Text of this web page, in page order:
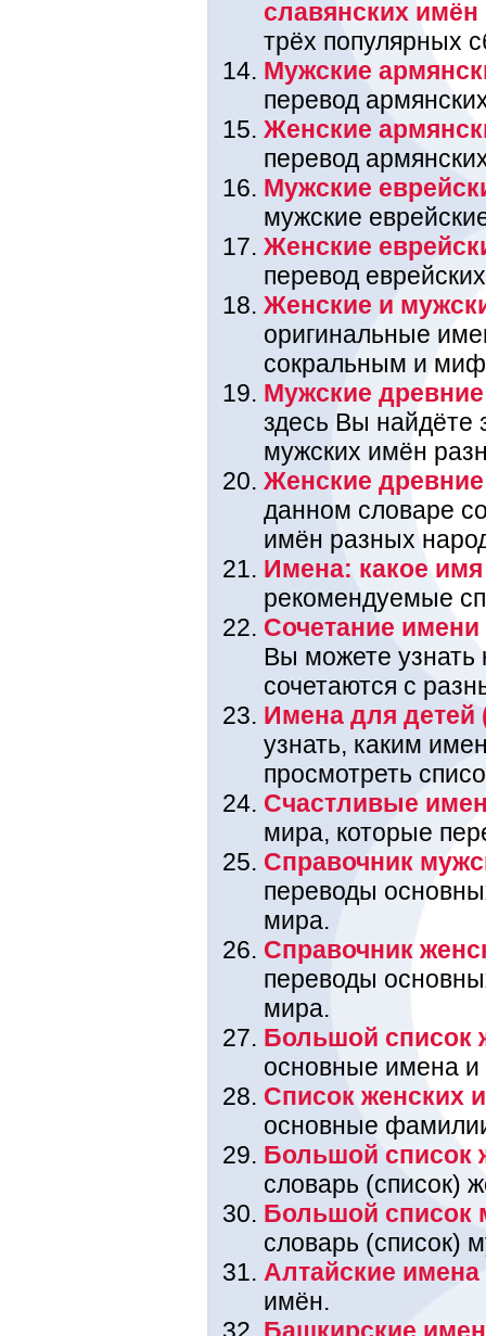
славянских имён
трёх популярных
Мужские
перевод
Женские
перевод
Мужские
мужские
Женские
перевод
Женские и
оригинальные
сокральным и
Мужские
здесь Вы найдёте
мужских имён
Женские
данном словаре
имён разных
Имена: какое имя
рекомендуемые
Сочетание имени
Вы можете узнать
сочетаются с
Имена для детей
узнать, каким
просмотреть
Счастливые
мира, которые
Справочник
переводы
мира.
Справочник
переводы
мира.
Большой список
основные имена
Список женских
основные
Большой список
словарь (список)
Большой список
словарь (список)
Алтайские имена
имён.
Башкирские